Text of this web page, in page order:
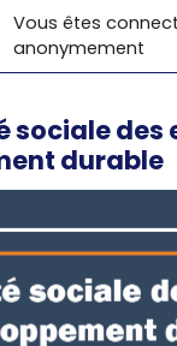
la saisie de
Vous êtes
anonymement
sociale des
durable